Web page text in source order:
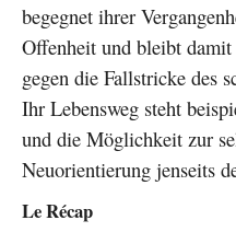
begegnet ihrer
Offenheit und bleibt
gegen die Fallstricke des
Ihr Lebensweg steht
und die Möglichkeit zur
Neuorientierung jenseits
Le Récap